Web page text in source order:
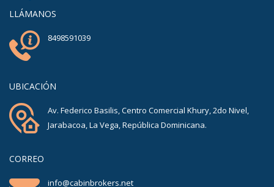
LLÁMANOS
8498591039
UBICACIÓN
Av. Federico Basilis, Centro Comercial Khury, 2do Nivel,
Jarabacoa, La Vega, República Dominicana.
CORREO
info@cabinbrokers.net